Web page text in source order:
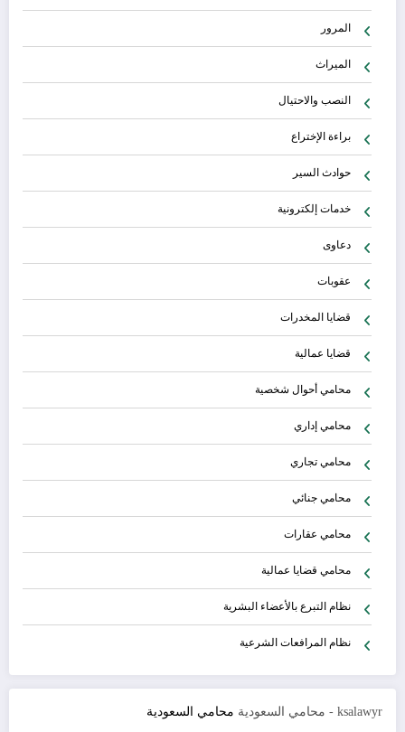
المرور
الميراث
النصب والاحتيال
براءة الإختراع
حوادث السير
خدمات إلكترونية
دعاوى
عقوبات
قضايا المخدرات
قضايا عمالية
محامي أحوال شخصية
محامي إداري
محامي تجاري
محامي جنائي
محامي عقارات
محامي قضايا عمالية
نظام التبرع بالأعضاء البشرية
نظام المرافعات الشرعية
ksalawyr - محامي السعودية محامي السعودية